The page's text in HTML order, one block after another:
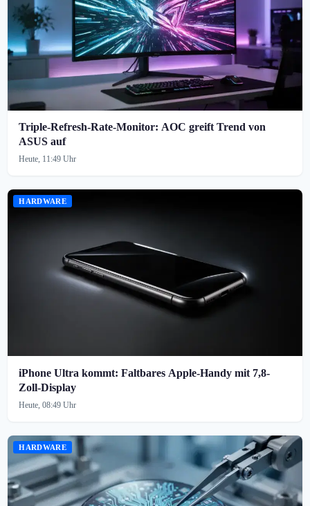
Triple-Refresh-Rate-Monitor: AOC greift Trend von
ASUS auf
Heute, 11:49 Uhr
HARDWARE
iPhone Ultra kommt: Faltbares Apple-Handy mit 7,8-
Zoll-Display
Heute, 08:49 Uhr
HARDWARE